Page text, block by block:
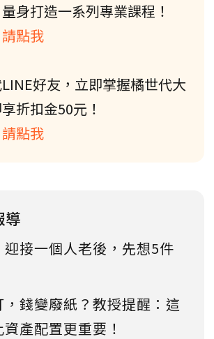
身打造一系列專業課程！
點我
好友，立即掌握橘世代大
折扣金50元！
點我
導
迎接一個人老後，先想5件
錢變廢紙？教授提醒：這
產配置更重要！